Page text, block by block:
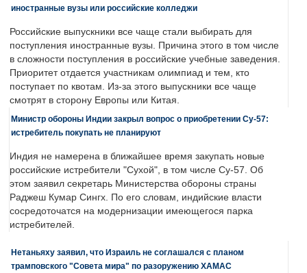
иностранные вузы или российские колледжи
Российские выпускники все чаще стали выбирать для
поступления иностранные вузы. Причина этого в том числе
в сложности поступления в российские учебные заведения.
Приоритет отдается участникам олимпиад и тем, кто
поступает по квотам. Из-за этого выпускники все чаще
смотрят в сторону Европы или Китая.
Министр обороны Индии закрыл вопрос о приобретении Су-57:
истребитель покупать не планируют
Индия не намерена в ближайшее время закупать новые
российские истребители "Сухой", в том числе Су-57. Об
этом заявил секретарь Министерства обороны страны
Раджеш Кумар Сингх. По его словам, индийские власти
сосредоточатся на модернизации имеющегося парка
истребителей.
Нетаньяху заявил, что Израиль не соглашался с планом
трамповского "Совета мира" по разоружению ХАМАС